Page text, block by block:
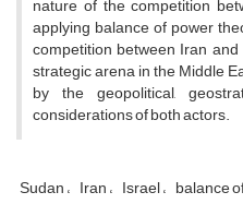
nature of the competition
applying balance of power
competition between Iran
strategic arena in the Middle
by the geopolitical,
considerations of both actors.
Sudan Iran Israel balance